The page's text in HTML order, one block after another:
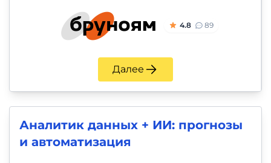
4.8 89
Далее
Аналитик данных + ИИ: прогнозы
и автоматизация